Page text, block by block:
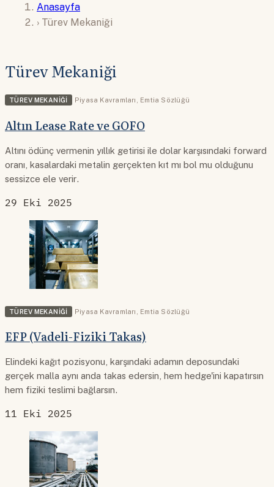
Anasayfa
› Türev Mekaniği
Türev Mekaniği
TÜREV MEKANIĞI Piyasa Kavramları , Emtia Sözlüğü
Altın Lease Rate ve GOFO
Altını ödünç vermenin yıllık getirisi ile dolar karşısındaki forward
oranı, kasalardaki metalin gerçekten kıt mı bol mu olduğunu
sessizce ele verir.
29 Eki 2025
TÜREV MEKANIĞI Piyasa Kavramları Emtia Sözlüğü
EFP (Vadeli-Fiziki Takas)
Elindeki kağıt pozisyonu, karşındaki adamın deposundaki
gerçek malla aynı anda takas edersin, hem hedge'ini kapatırsın
hem fiziki teslimi bağlarsın.
11 Eki 2025